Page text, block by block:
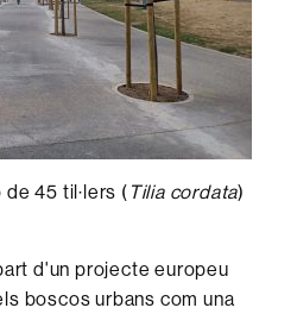
45 til·lers (Tilia cordata)
d'un projecte europeu
boscos urbans com una